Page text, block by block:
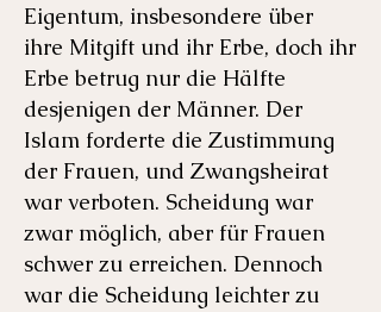
Eigentum, insbesondere über
ihre Mitgift und ihr Erbe, doch ihr
Erbe betrug nur die Hälfte
desjenigen der Männer. Der
Islam forderte die Zustimmung
der Frauen, und Zwangsheirat
war verboten. Scheidung war
zwar möglich, aber für Frauen
schwer zu erreichen. Dennoch
war die Scheidung leichter zu